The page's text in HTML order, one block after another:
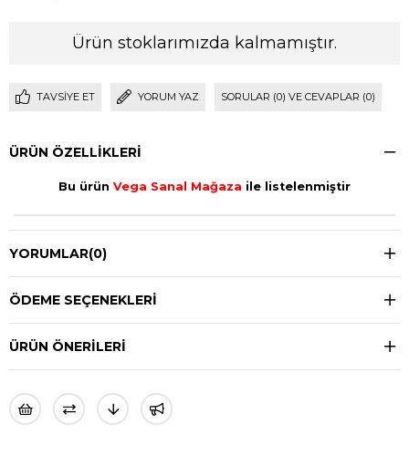
Ürün stoklarımızda kalmamıştır.
TAVSIYE ET YORUM YAZ SORULAR (0) VE CEVAPLAR (0)
ÜRÜN ÖZELLIKLERI
Bu ürün Vega Sanal Mağaza ile listelenmiştir
YORUMLAR(0)
ÖDEME SEÇENEKLERI
ÜRÜN ÖNERILERI